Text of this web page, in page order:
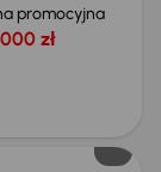
promocyjna
zł